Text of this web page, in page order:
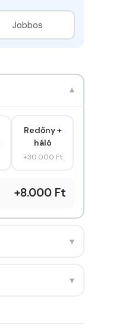
Jobbos
▾
Redőny +
háló
+30.000 Ft
+8.000 Ft
▾
▾